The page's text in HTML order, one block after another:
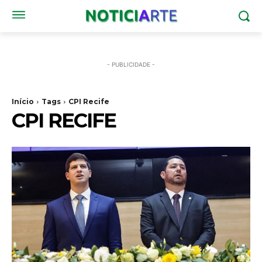
- PUBLICIDADE -
Início Tags CPI Recife
CPI RECIFE